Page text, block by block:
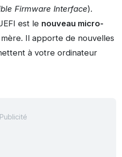
Firmware Interface).
est le nouveau micro-
Il apporte de nouvelles
à votre ordinateur